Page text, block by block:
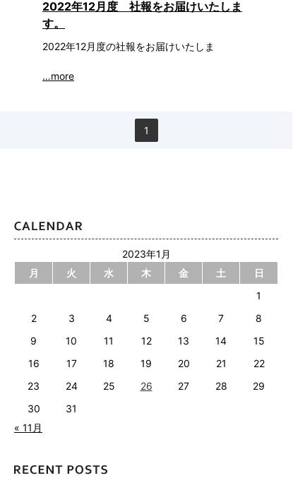
2022年12月度 社報をお届けいたしま
す。
2022年12月度の社報をお届けいたしま
…more
1
2023年1月
月
火 水 木 金 土
日
1
2
3 4 5 6 7
8
9
10 11 12 13 14
15
16
17 18 19 20 21
22
23
24 25 26 27 28
29
30
31
« 11月